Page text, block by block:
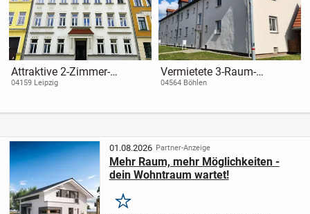
Attraktive 2-Zimmer-
Wohnung mit Balkon in
04159 Leipzig
Vermietete 3-Raum-
Wohnung im Neuseenland
Stellplatz
04564 Böhlen
01.08.2026 Partner-Anzeige
Mehr Raum, mehr Möglichkeiten -
dein Wohntraum wartet!
Merken